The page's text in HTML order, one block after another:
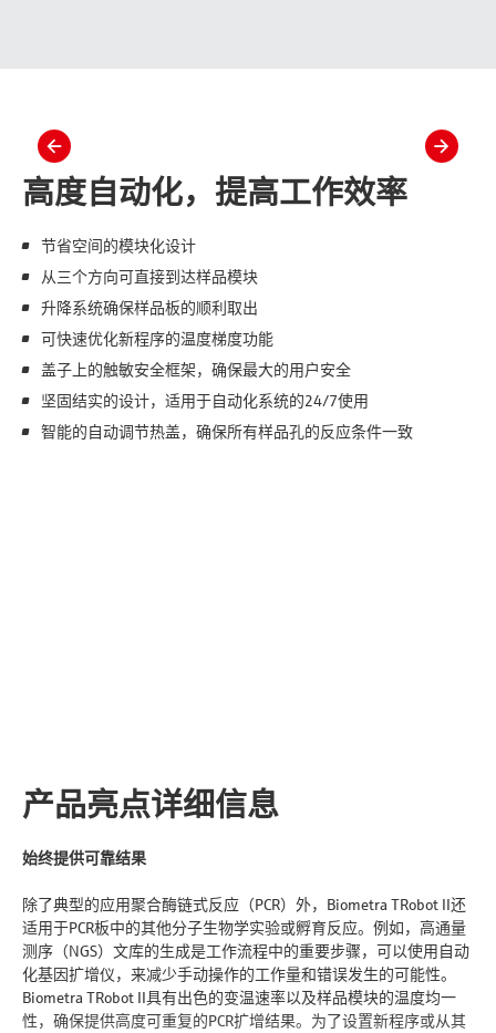
slide
slide
高度自动化，提高工作效率
节省空间的模块化设计
从三个方向可直接到达样品模块
升降系统确保样品板的顺利取出
可快速优化新程序的温度梯度功能
盖子上的触敏安全框架，确保最大的用户安全
坚固结实的设计，适用于自动化系统的24/7使用
智能的自动调节热盖，确保所有样品孔的反应条件一致
产品亮点详细信息
始终提供可靠结果
除了典型的应用聚合酶链式反应（PCR）外，Biometra TRobot II还
适用于PCR板中的其他分子生物学实验或孵育反应。例如，高通量
测序（NGS）文库的生成是工作流程中的重要步骤，可以使用自动
化基因扩增仪，来减少手动操作的工作量和错误发生的可能性。
Biometra TRobot II具有出色的变温速率以及样品模块的温度均一
性，确保提供高度可重复的PCR扩增结果。为了设置新程序或从其